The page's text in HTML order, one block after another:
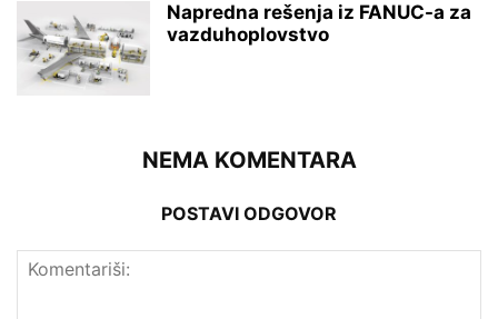
Napredna rešenja iz FANUC-a za
vazduhoplovstvo
NEMA KOMENTARA
POSTAVI ODGOVOR